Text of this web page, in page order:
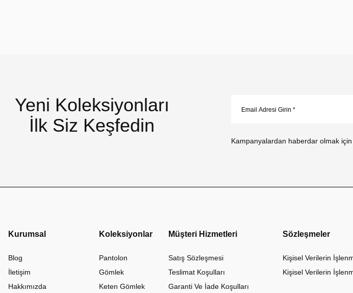
Yeni Koleksiyonları
İlk Siz Keşfedin
Kampanyalardan haberdar olmak
Kurumsal
Blog
İletişim
Hakkımızda
Koleksiyonlar
Pantolon
Gömlek
Keten Gömlek
Müşteri Hizmetleri
Satış Sözleşmesi
Teslimat Koşulları
Garanti Ve İade Koşulları
Sözleşmeler
Kişisel Verilerin
Kişisel Verilerin